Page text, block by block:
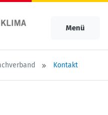
Menü
Kontakt